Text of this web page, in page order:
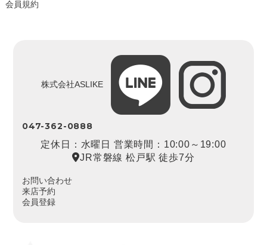
会員規約
株式会社ASLIKE
047-362-0888
定休日：水曜日 営業時間：10:00～19:00
JR常磐線 松戸駅 徒歩7分
お問い合わせ
来店予約
会員登録